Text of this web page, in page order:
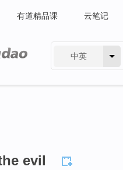
有道精品课 云笔记
中英
evil